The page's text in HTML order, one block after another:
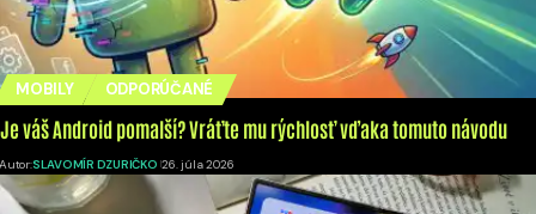
MOBILY ODPORÚČANÉ
Je váš Android pomalší? Vráťte mu rýchlosť vďaka tomuto návodu
Autor:SLAVOMÍR DZURIČKO 26. júla 2026